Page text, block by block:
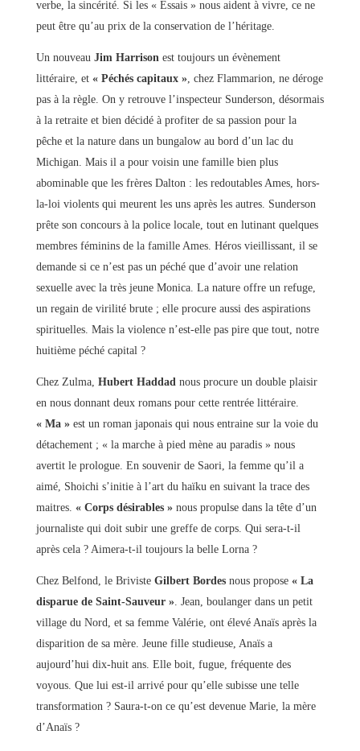
verbe, la sincérité. Si les « Essais » nous aident à vivre, ce ne
peut être qu’au prix de la conservation de l’héritage.
Un nouveau Jim Harrison est toujours un évènement
littéraire, et « Péchés capitaux », chez Flammarion, ne déroge
pas à la règle. On y retrouve l’inspecteur Sunderson, désormais
à la retraite et bien décidé à profiter de sa passion pour la
pêche et la nature dans un bungalow au bord d’un lac du
Michigan. Mais il a pour voisin une famille bien plus
abominable que les frères Dalton : les redoutables Ames, hors-
la-loi violents qui meurent les uns après les autres. Sunderson
prête son concours à la police locale, tout en lutinant quelques
membres féminins de la famille Ames. Héros vieillissant, il se
demande si ce n’est pas un péché que d’avoir une relation
sexuelle avec la très jeune Monica. La nature offre un refuge,
un regain de virilité brute ; elle procure aussi des aspirations
spirituelles. Mais la violence n’est-elle pas pire que tout, notre
huitième péché capital ?
Chez Zulma, Hubert Haddad nous procure un double plaisir
en nous donnant deux romans pour cette rentrée littéraire.
« Ma »est un roman japonais qui nous entraine sur la voie du
détachement ; « la marche à pied mène au paradis » nous
avertit le prologue. En souvenir de Saori, la femme qu’il a
aimé, Shoichi s’initie à l’art du haïku en suivant la trace des
maitres. « Corps désirables » nous propulse dans la tête d’un
journaliste qui doit subir une greffe de corps. Qui sera-t-il
après cela ? Aimera-t-il toujours la belle Lorna ?
Chez Belfond, le Briviste Gilbert Bordes nous propose « La
disparue de Saint-Sauveur ». Jean, boulanger dans un petit
village du Nord, et sa femme Valérie, ont élevé Anaïs après la
disparition de sa mère. Jeune fille studieuse, Anaïs a
aujourd’hui dix-huit ans. Elle boit, fugue, fréquente des
voyous. Que lui est-il arrivé pour qu’elle subisse une telle
transformation ? Saura-t-on ce qu’est devenue Marie, la mère
d’Anaïs ?